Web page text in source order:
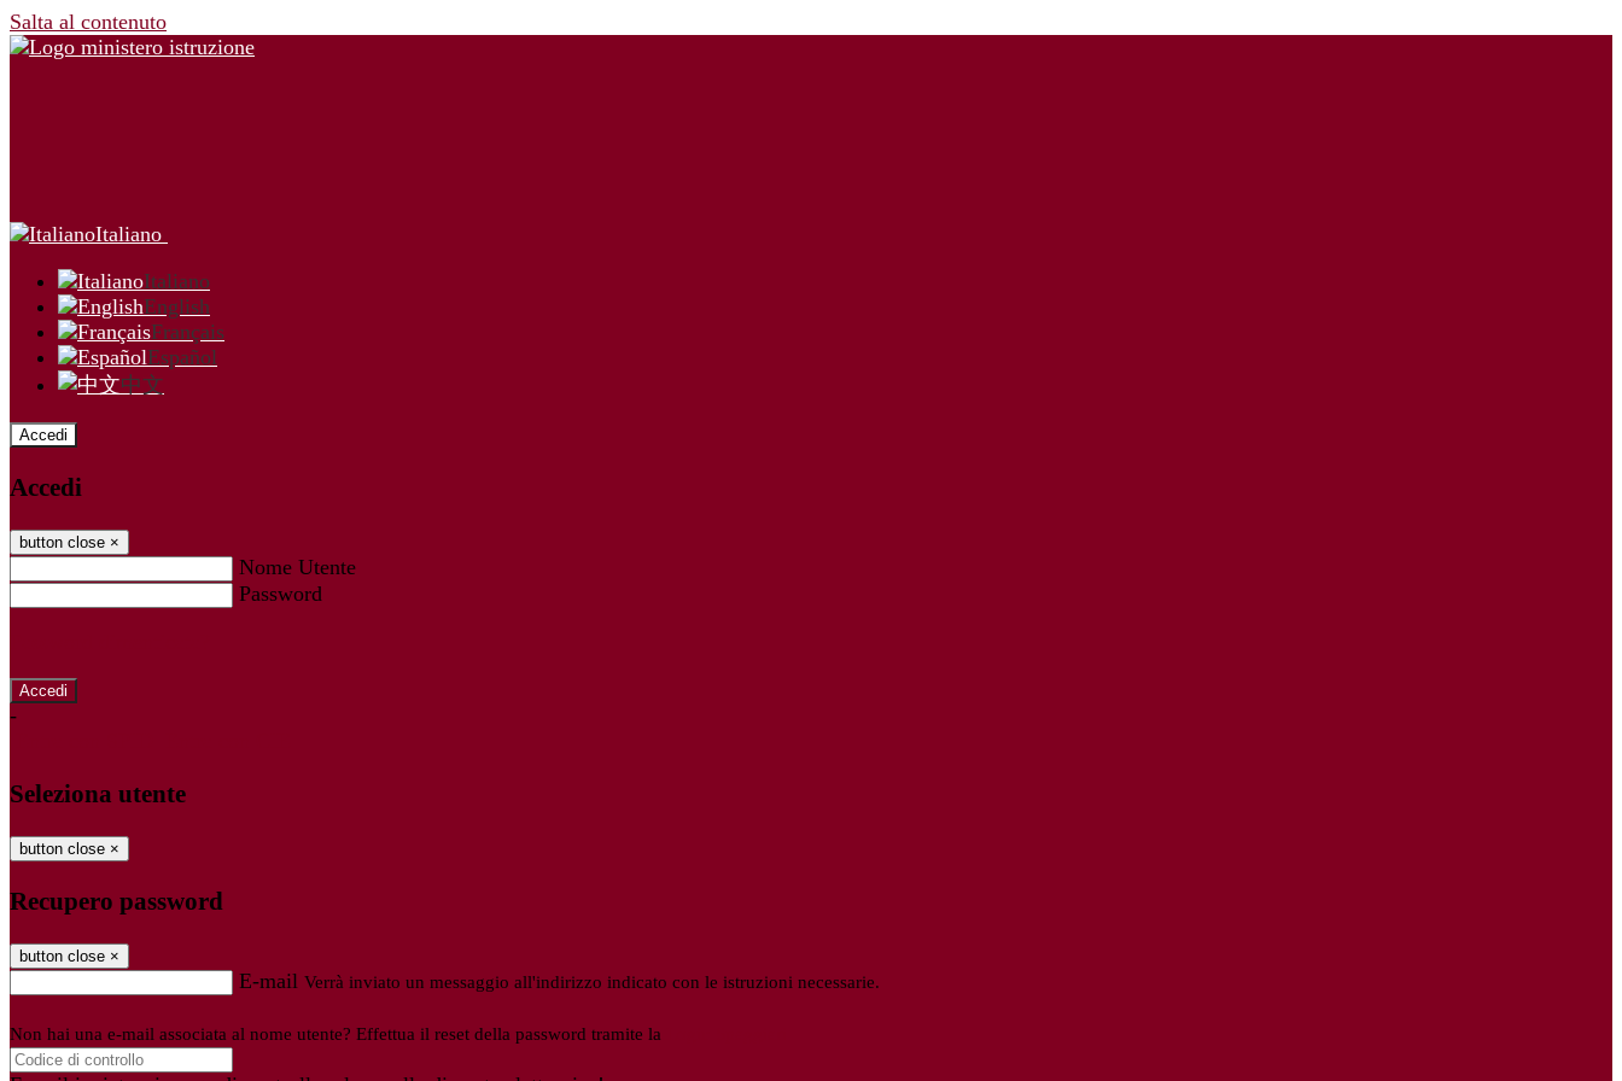
Salta al contenuto
Italiano
Italiano
English
Français
Español
中文
Accedi
Accedi
button close ×
Nome Utente
Password
-
Seleziona utente
button close ×
Recupero password
button close ×
E-mail Verrà inviato un messaggio all'indirizzo indicato con le istruzioni necessarie.
Non hai una e-mail associata al nome utente? Effettua il reset della password tramite la